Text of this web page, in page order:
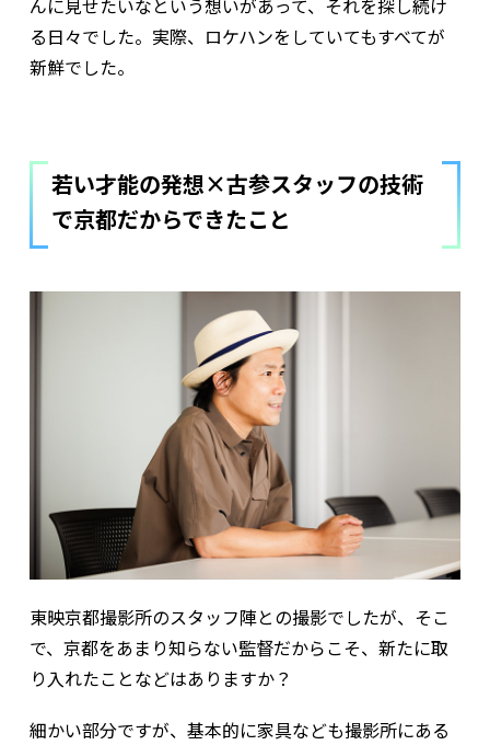
んに見せたいなという想いがあって、それを探し続け
る日々でした。実際、ロケハンをしていてもすべてが
新鮮でした。
若い才能の発想×古参スタッフの技術
で京都だからできたこと
――東映京都撮影所のスタッフ陣との撮影でしたが、そこ
で、京都をあまり知らない監督だからこそ、新たに取
り入れたことなどはありますか？
細かい部分ですが、基本的に家具なども撮影所にある